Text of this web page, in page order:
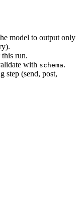
model to output only
run.
with schema.
step (send, post,